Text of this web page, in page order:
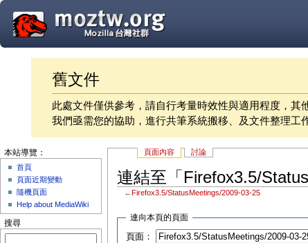
舊文件
此處文件僅供參考，請自行考量時效性與適用程度，其
我們亟需您的協助，進行共筆系統搬移、及文件整理工
頁面內容 討論
連結至「Firefox3.5/
← Firefox3.5/StatusMeetings/2009-03-25
連向本頁的頁面
頁面：
本站導覽：
首頁
頁面近期變動
隨機頁面
Help about MediaWiki
搜尋